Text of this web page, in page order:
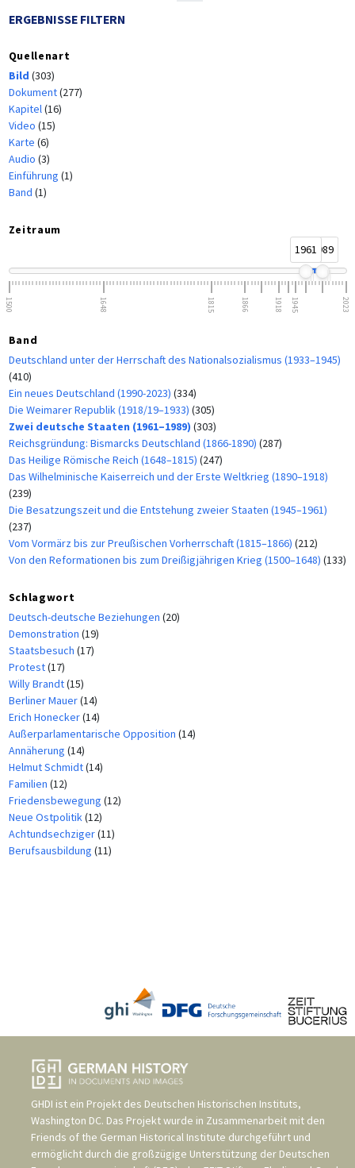
ERGEBNISSE FILTERN
Quellenart
Bild (303)
Dokument(277)
Kapitel(16)
Video (15)
Karte (6)
Audio (3)
Einführung (1)
Band (1)
Zeitraum
19611989
1500 1648 1815 1866 1918 1945 2023
Band
Deutschland unter der Herrschaft des Nationalsozialismus (1933–1945)
(410)
Ein neues Deutschland (1990-2023) (334)
Die Weimarer Republik (1918/19–1933) (305)
Zwei deutsche Staaten (1961–1989) (303)
Reichsgründung: Bismarcks Deutschland (1866-1890) (287)
Das Heilige Römische Reich (1648–1815) (247)
Das Wilhelminische Kaiserreich und der Erste Weltkrieg (1890–1918)
(239)
Die Besatzungszeit und die Entstehung zweier Staaten (1945–1961)
(237)
Vom Vormärz bis zur Preußischen Vorherrschaft (1815–1866) (212)
Von den Reformationen bis zum Dreißigjährigen Krieg (1500–1648) (133)
Schlagwort
Deutsch-deutsche Beziehungen (20)
Demonstration (19)
Staatsbesuch (17)
Protest(17)
Willy Brandt(15)
Berliner Mauer(14)
Erich Honecker(14)
Außerparlamentarische Opposition (14)
Annäherung (14)
Helmut Schmidt(14)
Familien (12)
Friedensbewegung (12)
Neue Ostpolitik(12)
Achtundsechziger(11)
Berufsausbildung (11)
GHDI ist ein Projekt des Deutschen Historischen Instituts,
Washington DC. Das Projekt wurde in Zusammenarbeit mit den
Friends of the German Historical Institute durchgeführt und
ermöglicht durch die großzügige Unterstützung der Deutschen